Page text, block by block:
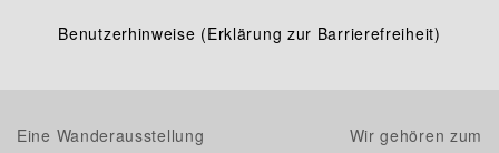
Benutzerhinweise (Erklärung zur Barrierefreiheit)
Eine Wanderausstellung
Wir gehören zum